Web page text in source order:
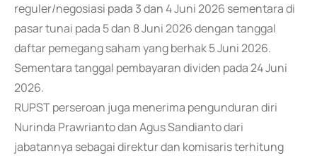
reguler/negosiasi pada 3 dan 4 Juni 2026 sementara di
pasar tunai pada 5 dan 8 Juni 2026 dengan tanggal
daftar pemegang saham yang berhak 5 Juni 2026.
Sementara tanggal pembayaran dividen pada 24 Juni
2026.
RUPST perseroan juga menerima pengunduran diri
Nurinda Prawrianto dan Agus Sandianto dari
jabatannya sebagai direktur dan komisaris terhitung